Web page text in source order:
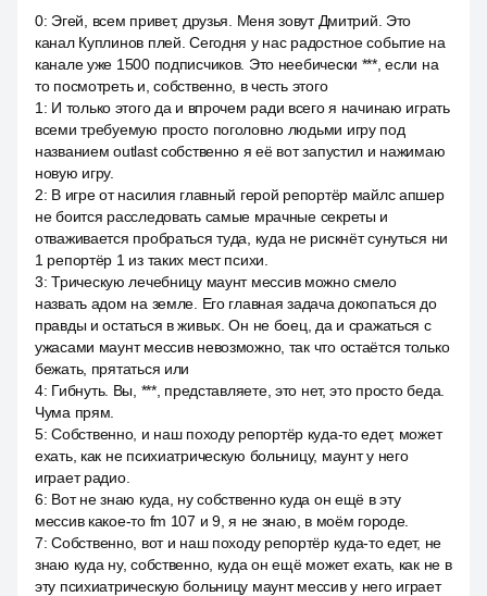
0: Эгей, всем привет, друзья. Меня зовут Дмитрий. Это
канал Куплинов плей. Сегодня у нас радостное событие на
канале уже 1500 подписчиков. Это неебически ***, если на
то посмотреть и, собственно, в честь этого
1 : И только этого да и впрочем ради всего я начинаю играть
всеми требуемую просто поголовно людьми игру под
названием outlast собственно я её вот запустил и нажимаю
новую игру.
2: В игре от насилия главный герой репортёр майлс апшер
не боится расследовать самые мрачные секреты и
отваживается пробраться туда, куда не рискнёт сунуться ни
1 репортёр 1 из таких мест психи.
3:Трическую лечебницу маунт мессив можно смело
назвать адом на земле. Его главная задача докопаться до
правды и остаться в живых. Он не боец, да и сражаться с
ужасами маунт мессив невозможно, так что остаётся только
бежать, прятаться или
4: Гибнуть. Вы, ***, представляете, это нет, это просто беда.
Чума прям.
5:Собственно, и наш походу репортёр куда-то едет, может
ехать, как не психиатрическую больницу, маунт у него
играет радио.
6: Вот не знаю куда, ну собственно куда он ещё в эту
мессив какое-то fm 107 и 9, я не знаю, в моём городе.
7:Собственно, вот и наш походу репортёр куда-то едет, не
знаю куда ну, собственно, куда он ещё может ехать, как не в
эту психиатрическую больницу маунт мессив у него играет